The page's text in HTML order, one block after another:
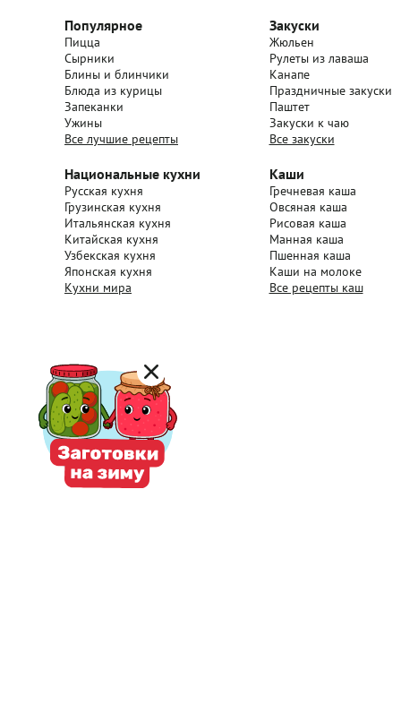
Популярное
Пицца
Сырники
Блины и блинчики
Блюда из курицы
Запеканки
Ужины
Все лучшие рецепты
Закуски
Жюльен
Рулеты из лаваша
Канапе
Праздничные закуски
Паштет
Закуски к чаю
Все закуски
Национальные кухни
Русская кухня
Грузинская кухня
Итальянская кухня
Китайская кухня
Узбекская кухня
Японская кухня
Кухни мира
Каши
Гречневая каша
Овсяная каша
Рисовая каша
Манная каша
Пшенная каша
Каши на молоке
Все рецепты каш